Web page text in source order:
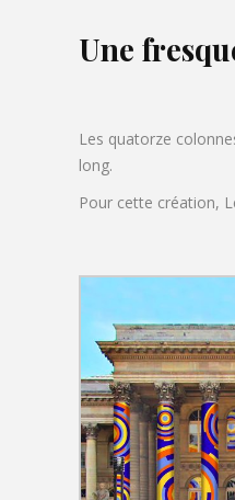
Une
Les quatorze
long.
Pour cette création,